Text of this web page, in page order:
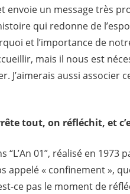
envoie un message très
qui redonne de
et l’importance de
mais il nous est
J’aimerais aussi associer
tout, on réfléchit, et
“L’An 01”, réalisé en 1973
appelé « confinement »,
ce pas le moment de